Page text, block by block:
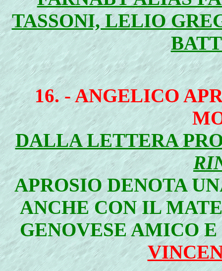
TASSONI, LELIO
16. - ANGELICO
DALLA LETTERA
APROSIO DENOTA
ANCHE CON IL
GENOVESE AMICO